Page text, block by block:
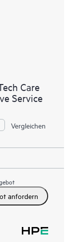
Care
Service
Vergleichen
anfordern